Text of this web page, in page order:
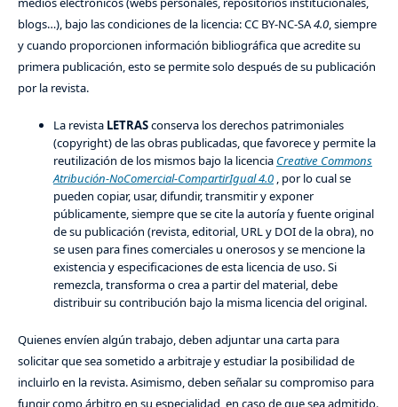
blogs…), bajo las condiciones de la licencia: CC BY-NC-SA4.0, siempre
y cuando proporcionen información bibliográfica que acredite su
primera publicación, esto se permite solo después de su publicación
por la revista.
La revista LETRASconserva los derechos patrimoniales
(copyright) de las obras publicadas, que favorece y permite la
reutilización de los mismos bajo la licencia Creative Commons
Atribución-NoComercial-CompartirIgual 4.0, por lo cual se
pueden copiar, usar, difundir, transmitir y exponer
públicamente, siempre que se cite la autoría y fuente original
de su publicación (revista, editorial, URL y DOI de la obra), no
se usen para fines comerciales u onerosos y se mencione la
existencia y especificaciones de esta licencia de uso. Si
remezcla, transforma o crea a partir del material, debe
distribuir su contribución bajo la misma licencia del original.
Quienes envíen algún trabajo, deben adjuntar una carta para
solicitar que sea sometido a arbitraje y estudiar la posibilidad de
incluirlo en la revista. Asimismo, deben señalar su compromiso para
fungir como árbitro en su especialidad, en caso de que sea admitido.